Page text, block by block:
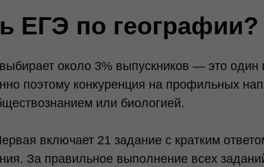
ЕГЭ по географии?
около 3% выпускников — это
поэтому конкуренция на профильных
или биологией.
включает 21 задание с кратким
За правильное выполнение всех